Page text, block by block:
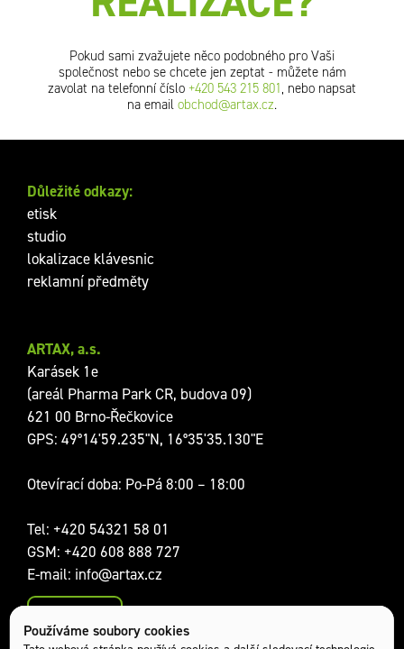
Používáme soubory cookies
Pokud sami zvažujete něco podobného pro Vaši
společnost nebo se chcete jen zeptat - můžete nám
zavolat na telefonní číslo +420 543 215 801 , nebo napsat
na email obchod@artax.cz.
Sociální sítě:
ARTAX, a.s.
Karásek 1e
(areál Pharma Park CR, budova 09)
621 00 Brno-Řečkovice
GPS: 49°14'59.235"N, 16°35'35.130"E
Otevírací doba: Po-Pá 8:00 – 18:00
Tel: +420 54321 58 01
GSM: +420 608 888 727
E-mail: info@artax.cz
Kontakty
Důležité odkazy:
etisk
studio
lokalizace klávesnic
reklamní předměty